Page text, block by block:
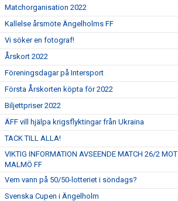
Matchorganisation 2022
Kallelse årsmöte Ängelholms FF
Vi söker en fotograf!
Årskort 2022
Föreningsdagar på Intersport
Första Årskorten köpta för 2022
Biljettpriser 2022
ÄFF vill hjälpa krigsflyktingar från Ukraina
TACK TILL ALLA!
VIKTIG INFORMATION AVSEENDE MATCH 26/2 MOT
MALMÖ FF
Vem vann på 50/50-lotteriet i söndags?
Svenska Cupen i Ängelholm